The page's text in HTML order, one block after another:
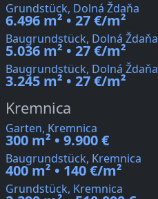
Grundstück, Dolná Ždaňa
6.496 m² • 27 €/m²
Baugrundstück, Dolná Ždaňa
5.036 m² • 27 €/m²
Baugrundstück, Dolná Ždaňa
3.245 m² • 27 €/m²
Kremnica
Garten, Kremnica
300 m² • 9.900 €
Baugrundstück, Kremnica
400 m² • 140 €/m²
Grundstück, Kremnica